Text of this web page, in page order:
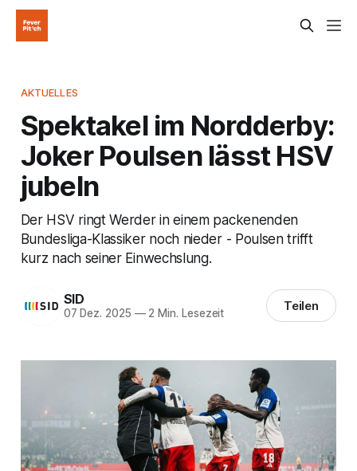
AKTUELLES
Spektakel im Nordderby:
Joker Poulsen lässt HSV
jubeln
Der HSV ringt Werder in einem packenenden
Bundesliga-Klassiker noch nieder - Poulsen trifft
kurz nach seiner Einwechslung.
SID
07 Dez. 2025 —2 Min. Lesezeit Teilen